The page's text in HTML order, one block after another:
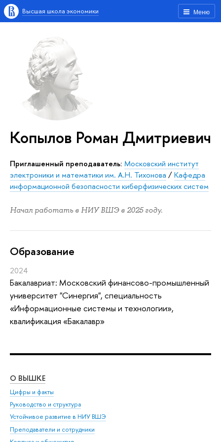
Меню
Высшая школа экономики
Копылов Роман Дмитриевич
Приглашенный преподаватель: Московский институт
электроники и математики им. А.Н. Тихонова /Кафедра
информационной безопасности киберфизических систем
Начал работать в НИУ ВШЭ в 2025 году.
Oбразование
2024
Бакалавриат: Московский финансово-промышленный
университет "Синергия", специальность
«Информационные системы и технологии»,
квалификация «Бакалавр»
О ВЫШКЕ
Цифры и факты
Руководство и структура
Устойчивое развитие в НИУ ВШЭ
Преподаватели и сотрудники